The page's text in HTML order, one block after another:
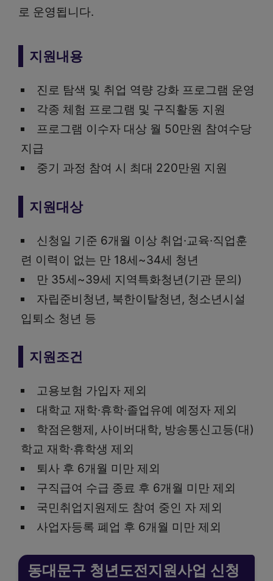
로 운영됩니다.
지원내용
진로 탐색 및 취업 역량 강화 프로그램 운영
각종 체험 프로그램 및 구직활동 지원
프로그램 이수자 대상 월 50만원 참여수당
지급
중기 과정 참여 시 최대 220만원 지원
지원대상
신청일 기준 6개월 이상 취업·교육·직업훈
련 이력이 없는 만 18세~34세 청년
만 35세~39세 지역특화청년(기관 문의)
자립준비청년, 북한이탈청년, 청소년시설
입퇴소 청년 등
지원조건
고용보험 가입자 제외
대학교 재학·휴학·졸업유예 예정자 제외
학점은행제, 사이버대학, 방송통신고등(대)
학교 재학·휴학생 제외
퇴사 후 6개월 미만 제외
구직급여 수급 종료 후 6개월 미만 제외
국민취업지원제도 참여 중인 자 제외
사업자등록 폐업 후 6개월 미만 제외
동대문구 청년도전지원사업 신청